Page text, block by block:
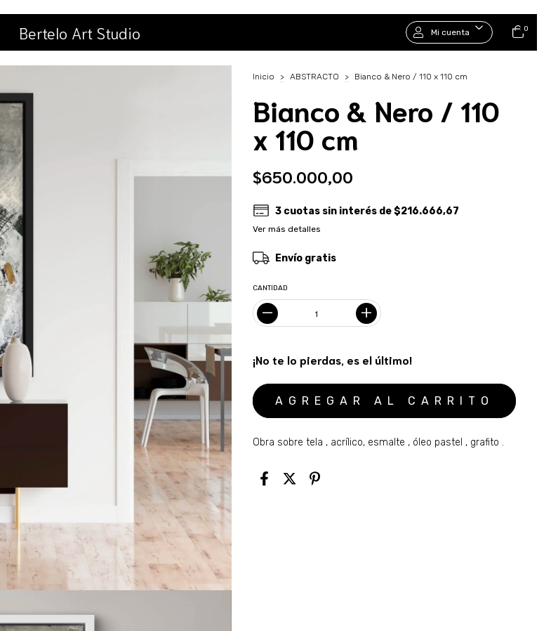
Bertelo Art Studio Mi cuenta 0
Inicio > ABSTRACTO > Bianco & Nero / 110 x 110 cm
Bianco & Nero / 110
x 110 cm
$650.000,00
3 cuotas sin interés de$216.666,67
Ver más detalles
Envío gratis
CANTIDAD
¡No te lo pierdas, es el último!
Obra sobre tela , acrílico, esmalte , óleo pastel , grafito .